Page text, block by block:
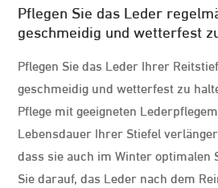
Pflegen Sie das Leder
geschmeidig und wetterfest
Pflegen Sie das Leder Ihrer
geschmeidig und wetterfest zu
Pflege mit geeigneten
Lebensdauer Ihrer Stiefel
dass sie auch im Winter optimalen
Sie darauf, das Leder nach dem